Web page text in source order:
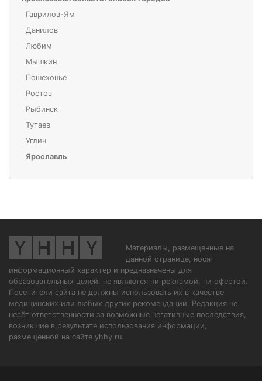
Гаврилов-Ям
Данилов
Любим
Мышкин
Пошехонье
Ростов
Рыбинск
Тутаев
Углич
Ярославль
Материалы, размещенные на
данной странице, носят
информационный характер и предназначены для
образовательных целей, не являются ни рекламой, ни офертой.
Посетители сайта не должны использовать их в качестве
медицинских или любых других рекомендаций. Редакция не
несёт ответственности за возможные негативные последствия,
возникшие в результате использования информации,
размещенной на сайте yhhy.ru.